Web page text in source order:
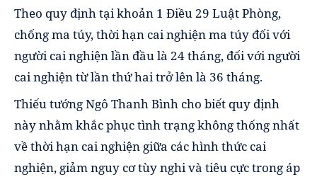
Theo quy định tại khoản 1 Điều 29 Luật Phòng,
chống ma túy, thời hạn cai nghiện ma túy đối với
người cai nghiện lần đầu là 24 tháng, đối với người
cai nghiện từ lần thứ hai trở lên là 36 tháng.
Thiếu tướng Ngô Thanh Bình cho biết quy định
này nhằm khắc phục tình trạng không thống nhất
về thời hạn cai nghiện giữa các hình thức cai
nghiện, giảm nguy cơ tùy nghi và tiêu cực trong áp